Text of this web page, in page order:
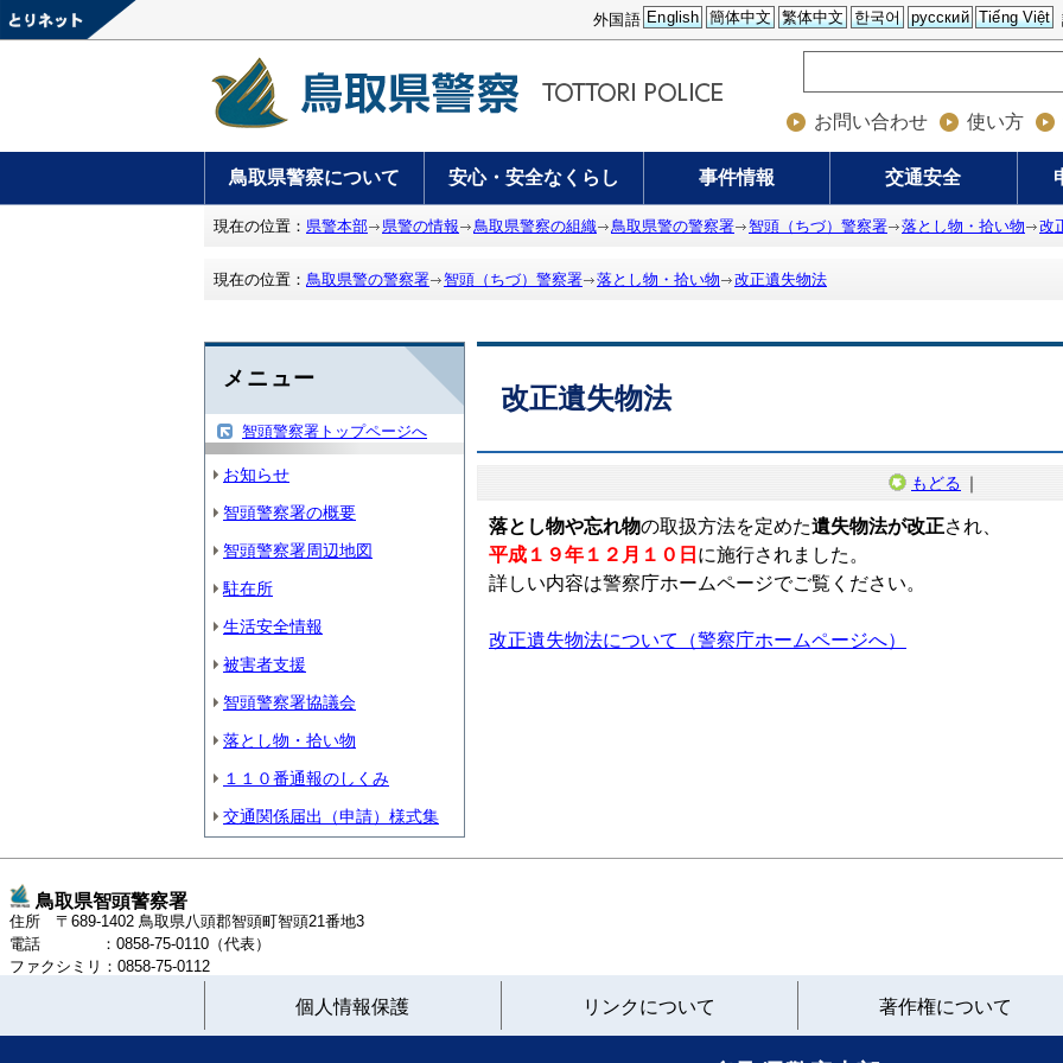
外国語 English 簡体中文 繁体中文 한국어 русский Tiếng Việt
お問い合わせ 使い方
鳥取県警察について 安心・安全なくらし 事件情報 交通安全
現在の位置： 県警本部 県警の情報 鳥取県警察の組織 鳥取県警の警察署 智頭（ちづ）警察署 落とし物・拾い物 改
現在の位置： 鳥取県警の警察署 智頭（ちづ）警察署 落とし物・拾い物 改正遺失物法
メニュー
智頭警察署トップページへ
お知らせ
智頭警察署の概要
智頭警察署周辺地図
駐在所
生活安全情報
被害者支援
智頭警察署協議会
落とし物・拾い物
１１０番通報のしくみ
交通関係届出（申請）様式集
改正遺失物法
もどる ｜
落とし物や忘れ物の取扱方法を定めた遺失物法が改正され、
平成１９年１２月１０日 に施行されました。
詳しい内容は警察庁ホームページでご覧ください。
改正遺失物法について（警察庁ホームページへ）
鳥取県智頭警察署
住所 〒689-1402 鳥取県八頭郡智頭町智頭21番地3
電話 ：0858-75-0110（代表）
ファクシミリ：0858-75-0112
個人情報保護
と
リンクについて 著作権について